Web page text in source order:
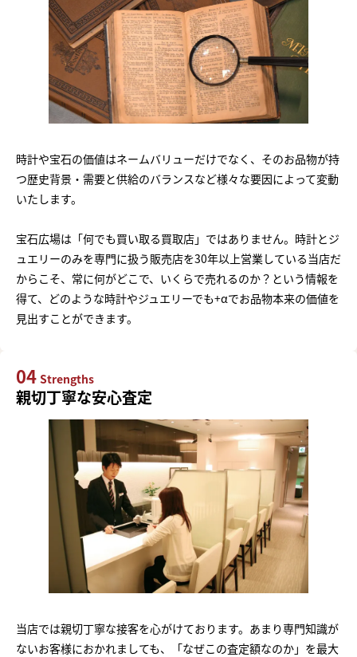
時計や宝石の価値はネームバリューだけでなく、そのお品物が持
つ歴史背景・需要と供給のバランスなど様々な要因によって変動
いたします。
宝石広場は「何でも買い取る買取店」ではありません。時計とジ
ュエリーのみを専門に扱う販売店を30年以上営業している当店だ
からこそ、常に何がどこで、いくらで売れるのか？という情報を
得て、どのような時計やジュエリーでも+αでお品物本来の価値を
見出すことができます。
04 Strengths
親切丁寧な安心査定
当店では親切丁寧な接客を心がけております。あまり専門知識が
ないお客様におかれましても、「なぜこの査定額なのか」を最大